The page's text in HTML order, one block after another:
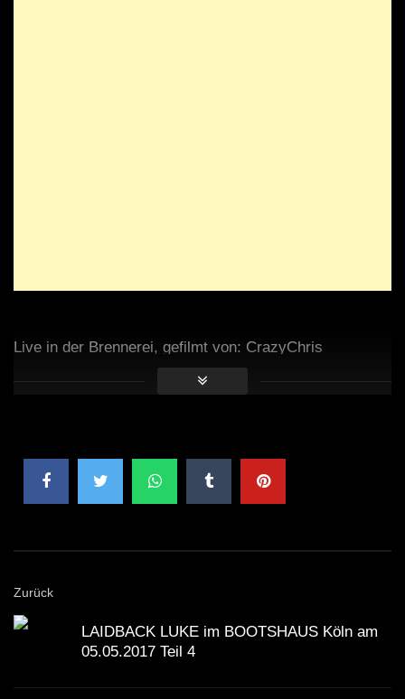
Live in der Brennerei, gefilmt von: CrazyChris
Zurück
LAIDBACK LUKE im BOOTSHAUS Köln am
05.05.2017 Teil 4